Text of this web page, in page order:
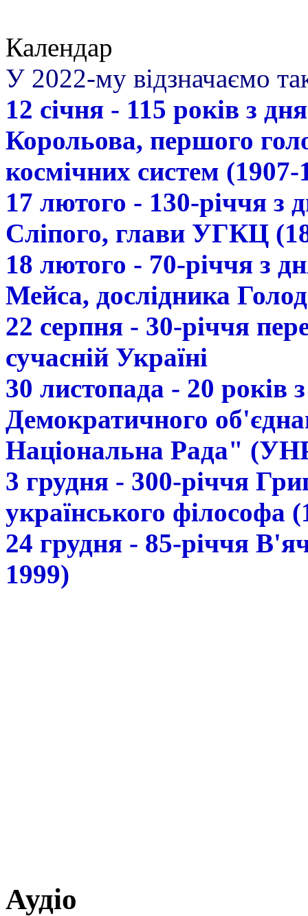
Календар
У 2022-му відзначаємо
12 січня - 115 років з
Корольова, першого
космічних систем (1907-
17 лютого - 130-річчя з
Сліпого, глави УГКЦ
18 лютого - 70-річчя з
Мейса, дослідника
22 серпня - 30-річчя
сучасній Україні
30 листопада - 20 років
Демократичного
Національна Рада"
3 грудня - 300-річчя
українського філософа
24 грудня - 85-річчя
1999)
Аудіо